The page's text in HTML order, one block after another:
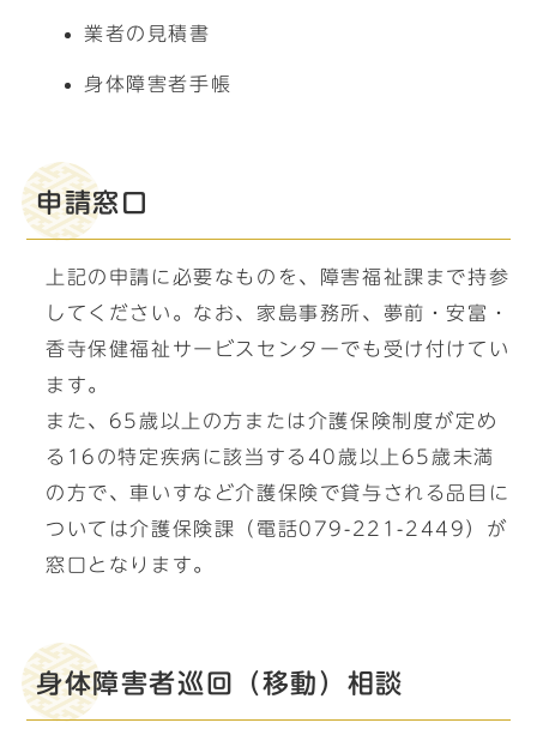
業者の見積書
身体障害者手帳
申請窓口
上記の申請に必要なものを、障害福祉課まで持参
してください。なお、家島事務所、夢前・安富・
香寺保健福祉サービスセンターでも受け付けてい
ます。
また、65歳以上の方または介護保険制度が定め
る16の特定疾病に該当する40歳以上65歳未満
の方で、車いすなど介護保険で貸与される品目に
ついては介護保険課（電話079-221-2449）が
窓口となります。
身体障害者巡回（移動）相談